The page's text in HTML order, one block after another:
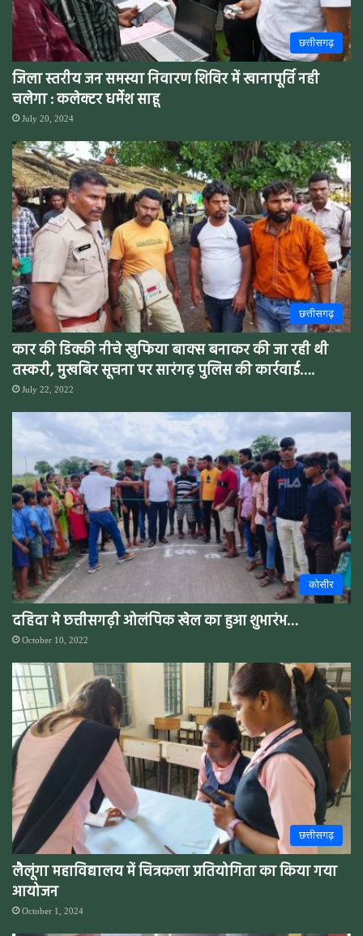
छत्तीसगढ़
जिला स्तरीय जन समस्या निवारण शिविर में खानापूर्ति नही
चलेगा : कलेक्टर धर्मेश साहू
July 20, 2024
छत्तीसगढ़
कार की डिक्की नीचे खुफिया बाक्स बनाकर की जा रही थी
तस्करी, मुखबिर सूचना पर सारंगढ़ पुलिस की कार्रवाई….
July 22, 2022
कोसीर
दहिदा मे छत्तीसगढ़ी ओलंपिक खेल का हुआ शुभारंभ…
October 10, 2022
छत्तीसगढ़
लैलूंगा महाविद्यालय में चित्रकला प्रतियोगिता का किया गया
आयोजन
October 1, 2024